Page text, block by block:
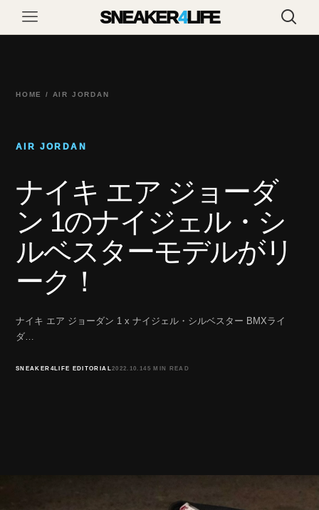
SNEAKER4LIFE
HOME / AIR JORDAN
AIR JORDAN
ナイキ エア ジョーダ
ン 1のナイジェル・シ
ルベスターモデルがリ
ーク！
ナイキ エア ジョーダン 1 x ナイジェル・シルベスター BMXライ
ダ…
SNEAKER4LIFE EDITORIAL2022.10.145 MIN READ